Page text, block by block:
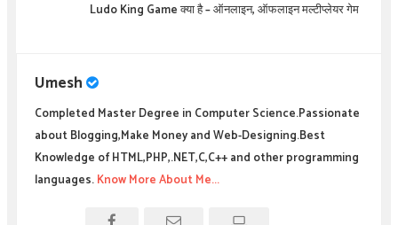
Ludo King Game क्या है – ऑनलाइन, ऑफलाइन मल्टीप्लेयर गेम
Umesh
Completed Master Degree in Computer Science.Passionate
about Blogging,Make Money and Web-Designing.Best
Knowledge of HTML,PHP,.NET,C,C++ and other programming
languages.Know More About Me...